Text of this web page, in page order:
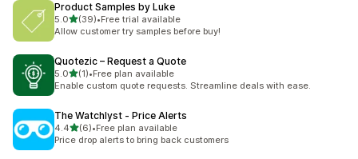
Product Samples by Luke
5.0별 5개 중
(39)
총 리뷰 39개
•Free trial available
Allow customer try samples before buy!
Quotezic – Request a Quote
5.0별 5개 중
(1)
총 리뷰 1개
•Free plan available
Enable custom quote requests. Streamline deals with ease.
The Watchlyst ‑ Price Alerts
4.4별 5개 중
(6)
총 리뷰 6개
•Free plan available
Price drop alerts to bring back customers